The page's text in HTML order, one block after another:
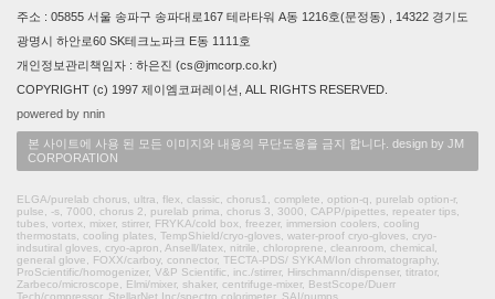
주소 : 05855 서울 송파구 송파대로167 테라타워 A동 1216호(문정동) , 14322 경기도
광명시 하안로60 SK테크노파크 E동 1111호
개인정보관리책임자 : 하은진 (cs@jmcorp.co.kr)
COPYRIGHT (c) 1997 제이엠코퍼레이션, ALL RIGHTS RESERVED.
powered by nnin
본 사이트에 사용 된 모든 이미지와 내용의 무단도용을 금지 합니다. design by JM
CORPORATION
ELGA/purelab chorus, ultra, flex, classic, chorus1, complete, option-q, purelab option-r,
pulse, -s, 7000, chorus 2, purelab prima, chorus 3, 3000, CAPP/pipettes, repeater tips,
tubes, vortex, mixer, stirrer, FRYKA/cold box, freezer, immersion coolers, cooling
thermostats, cooling plates, TempShield/cryo-gloves, water-proof cryo-gloves, cryo-
indsutiral gloves, cryo-apron, Ansell/latex, nitrile, chloroprene, cleanroom, chemical,
general glove, FOXX/carboy, connector, TECTA-PDS/ SYKAM/Ion chromatography,
ProScientific/homogenizer, V&P Scientific, inc./stirrer, Hirschmann/dispenser, titrator,
Zarbeco/microscope, Elmi/mixer, shaker, centrifuge-mixer, BestScope/Duerr
Tech/compressor, StellarNet Inc/spectro colorimeter, SAI/pumps